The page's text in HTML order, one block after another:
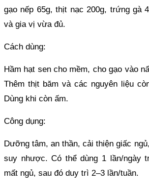
gạo nếp 65g, thịt nạc 200g, trứng gà
và gia vị vừa đủ.
Cách dùng:
Hầm hạt sen cho mềm, cho gạo vào
Thêm thịt băm và các nguyên liệu
Dùng khi còn ấm.
Công dụng:
Dưỡng tâm, an thần, cải thiện giấc
suy nhược. Có thể dùng 1 lần/ngày
mất ngủ, sau đó duy trì 2–3 lần/tuần.